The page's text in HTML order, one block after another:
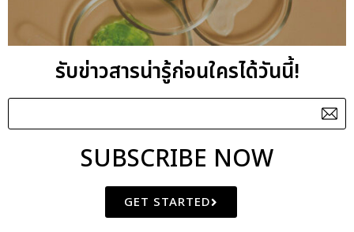
I plus Q Company Limited
Address, 9/1 Soi Rattanathibet 10 Bangkrasor, Muang,
Nonthaburi 11000, Thailand
HOUSE OFNATURAL BEAUTYSINCE 2000
รับข่าวสารน่ารู้ก่อนใครได้วันนี้!
SUBSCRIBE NOW
GET STARTED